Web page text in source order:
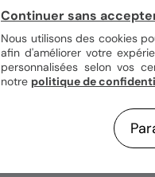
Continuer sans
Nous utilisons des cookies
afin d'améliorer votre
personnalisées selon vos
notre politique de